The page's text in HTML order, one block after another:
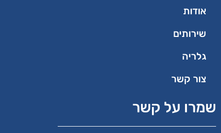
אודות
שירותים
גלריה
צור קשר
שמרו על קשר